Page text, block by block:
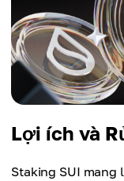
Lợi ích và
Staking SUI mang